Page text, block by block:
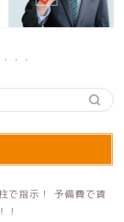
で指示！ 予備費で賃
！